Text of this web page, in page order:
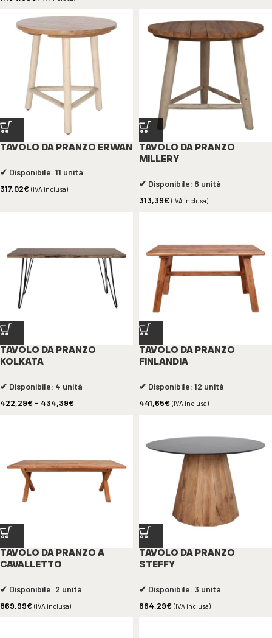
TAVOLO DA PRANZO ERWAN
✔ Disponibile: 11 unità
317,02€ (IVA inclusa)
TAVOLO DA PRANZO
MILLERY
✔ Disponibile: 8 unità
313,39€ (IVA inclusa)
TAVOLO DA PRANZO
KOLKATA
✔ Disponibile: 4 unità
422,29€ - 434,39€
TAVOLO DA PRANZO
FINLANDIA
✔ Disponibile: 12 unità
441,65€ (IVA inclusa)
TAVOLO DA PRANZO A
CAVALLETTO
✔ Disponibile: 2 unità
869,99€ (IVA inclusa)
TAVOLO DA PRANZO
STEFFY
✔ Disponibile: 3 unità
664,29€ (IVA inclusa)